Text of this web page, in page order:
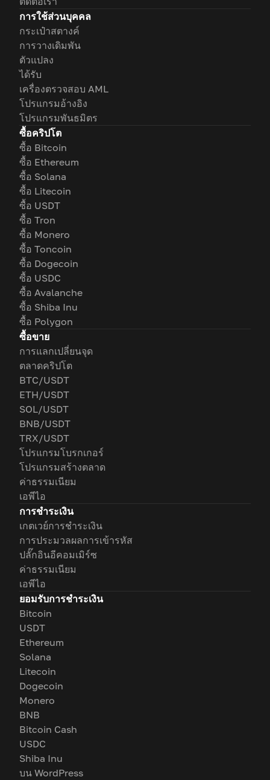
การใช้ส่วนบุคคล
กระเป๋าสตางค์
การวางเดิมพัน
ตัวแปลง
ได้รับ
เครื่องตรวจสอบ AML
โปรแกรมอ้างอิง
โปรแกรมพันธมิตร
ซื้อคริปโต
ซื้อ Bitcoin
ซื้อ Ethereum
ซื้อ Solana
ซื้อ Litecoin
ซื้อ USDT
ซื้อ Tron
ซื้อ Monero
ซื้อ Toncoin
ซื้อ Dogecoin
ซื้อ USDC
ซื้อ Avalanche
ซื้อ Shiba Inu
ซื้อ Polygon
ซื้อขาย
การแลกเปลี่ยนจุด
ตลาดคริปโต
BTC/USDT
ETH/USDT
SOL/USDT
BNB/USDT
TRX/USDT
โปรแกรมโบรกเกอร์
โปรแกรมสร้างตลาด
ค่าธรรมเนียม
เอพีไอ
การชำระเงิน
เกตเวย์การชำระเงิน
การประมวลผลการเข้ารหัส
ปลั๊กอินอีคอมเมิร์ซ
ค่าธรรมเนียม
เอพีไอ
ยอมรับการชำระเงิน
Bitcoin
USDT
Ethereum
Solana
Litecoin
Dogecoin
Monero
BNB
Bitcoin Cash
USDC
Shiba Inu
บน WordPress